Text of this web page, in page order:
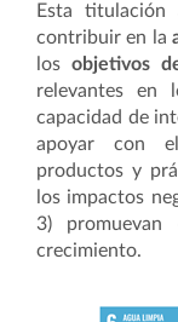
Esta titulación
contribuir en la
los objetivos
relevantes en
capacidad de
apoyar con
productos y
los impactos
3)
crecimiento.